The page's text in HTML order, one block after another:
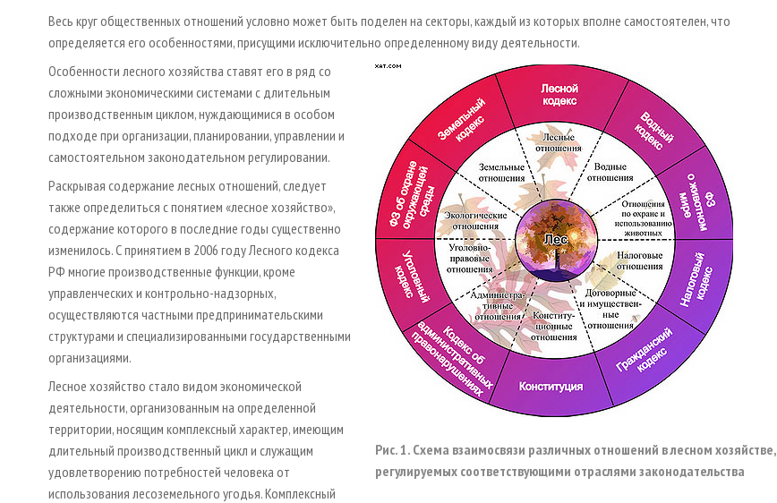
Весь круг общественных отношений условно может быть поделен на секторы, каждый из которых вполне самостоятелен, что
определяется его особенностями, присущими исключительно определенному виду деятельности.
Рис. 1. Схема взаимосвязи различных отношений в лесном хозяйстве,
регулируемых соответствующими отраслями законодательства
Особенности лесного хозяйства ставят его в ряд со
сложными экономическими системами с длительным
производственным циклом, нуждающимися в особом
подходе при организации, планировании, управлении и
самостоятельном законодательном регулировании.
Раскрывая содержание лесных отношений, следует
также определиться с понятием «лесное хозяйство»,
содержание которого в последние годы существенно
изменилось. С принятием в 2006 году Лесного кодекса
РФ многие производственные функции, кроме
управленческих и контрольно-надзорных,
осуществляются частными предпринимательскими
структурами и специализированными государственными
организациями.
Лесное хозяйство стало видом экономической
деятельности, организованным на определенной
территории, носящим комплексный характер, имеющим
длительный производственный цикл и служащим
удовлетворению потребностей человека от
использования лесоземельного угодья. Комплексный